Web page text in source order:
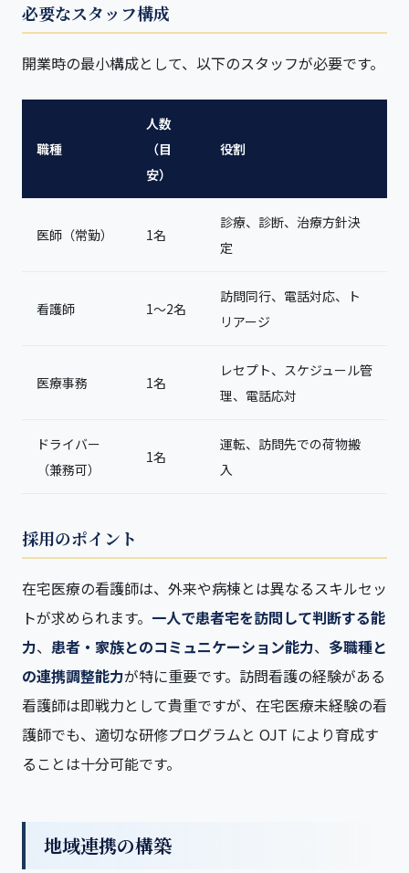
必要なスタッフ構成
開業時の最小構成として、以下のスタッフが必要です。
職種
人数
（目
安）
役割
医師（常勤） 1名
診療、診断、治療方針決
定
看護師 1〜2名
訪問同行、電話対応、ト
リアージ
医療事務 1名
レセプト、スケジュール管
理、電話応対
ドライバー
（兼務可）
1名
運転、訪問先での荷物搬
入
採用のポイント
在宅医療の看護師は、外来や病棟とは異なるスキルセッ
トが求められます。 一人で患者宅を訪問して判断する能
力、 患者・家族とのコミュニケーション能力、 多職種と
の連携調整能力が特に重要です。訪問看護の経験がある
看護師は即戦力として貴重ですが、在宅医療未経験の看
護師でも、適切な研修プログラムと OJT により育成す
ることは十分可能です。
地域連携の構築